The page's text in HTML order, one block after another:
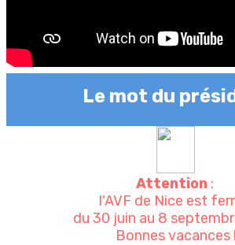
Le mot du
Attention:
l'AVF de Nice est
du 30 juin au 8
Bonnes vacances !